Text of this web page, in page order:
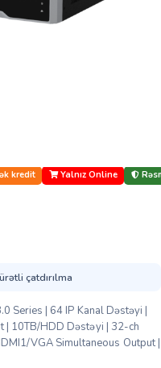
kredit Yalnız Online
çatdırılma
Series | 64 IP Kanal Dəstəyi |
| 10TB/HDD Dəstəyi | 32-ch
VGA Simultaneous Output |